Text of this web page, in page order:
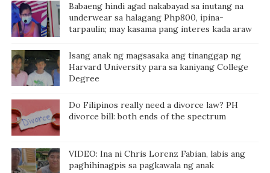
Babaeng hindi agad nakabayad sa inutang na
underwear sa halagang Php800, ipina-
tarpaulin; may kasama pang interes kada araw
Isang anak ng magsasaka ang tinanggap ng
Harvard University para sa kaniyang College
Degree
Do Filipinos really need a divorce law? PH
divorce bill: both ends of the spectrum
VIDEO: Ina ni Chris Lorenz Fabian, labis ang
paghihinagpis sa pagkawala ng anak